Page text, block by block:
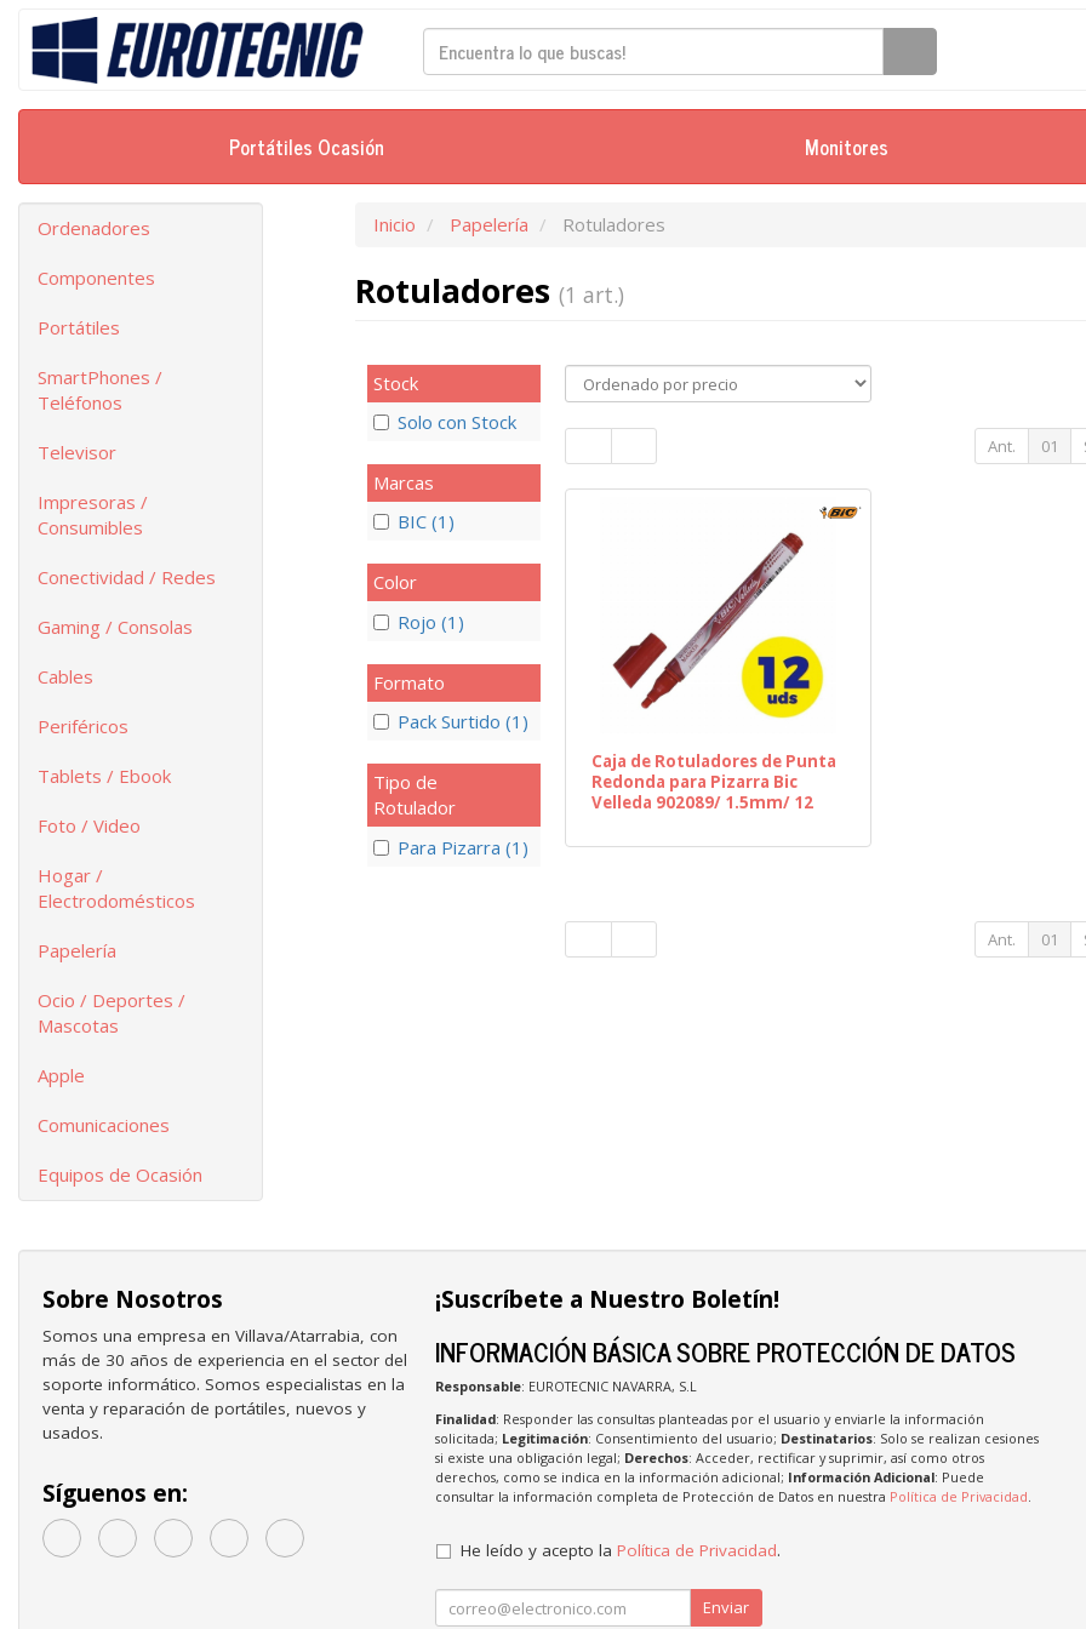
Portátiles Ocasión Monitores
Ordenadores
Componentes
Portátiles
SmartPhones /
Teléfonos
Televisor
Impresoras /
Consumibles
Conectividad / Redes
Gaming / Consolas
Cables
Periféricos
Tablets / Ebook
Foto / Video
Hogar /
Electrodomésticos
Papelería
Ocio / Deportes /
Mascotas
Apple
Comunicaciones
Equipos de Ocasión
Inicio Papelería Rotuladores
Rotuladores (1 art.)
Stock
Solo con Stock
Marcas
BIC (1)
Color
Rojo (1)
Formato
Pack Surtido (1)
Tipo de
Rotulador
Para Pizarra (1)
Ant. 01
Caja de Rotuladores de Punta
Redonda para Pizarra Bic
Velleda 902089/ 1.5mm/ 12
Ant. 01
Sobre Nosotros
Somos una empresa en Villava/Atarrabia, con
más de 30 años de experiencia en el sector del
soporte informático. Somos especialistas en la
venta y reparación de portátiles, nuevos y
usados.
Síguenos en:
¡Suscríbete a Nuestro Boletín!
INFORMACIÓN BÁSICA SOBRE PROTECCIÓN DE DATOS
Responsable: EUROTECNIC NAVARRA, S.L
Finalidad: Responder las consultas planteadas por el usuario y enviarle la información
solicitada; Legitimación: Consentimiento del usuario; Destinatarios: Solo se realizan cesiones
si existe una obligación legal; Derechos: Acceder, rectificar y suprimir, así como otros
derechos, como se indica en la información adicional; Información Adicional: Puede
consultar la información completa de Protección de Datos en nuestra Política de Privacidad
He leído y acepto la Política de Privacidad.
Enviar